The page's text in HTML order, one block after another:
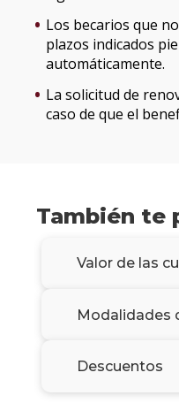
Los becarios que
plazos indicados
automáticamente.
La solicitud de
caso de que el
También te
Valor de las
Modalidades
Descuentos